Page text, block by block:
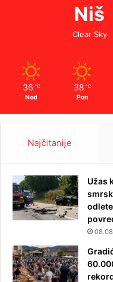
Niš
Clear Sky
36 ℃
Ned
38 ℃
Pon
Najčitanije
Užas